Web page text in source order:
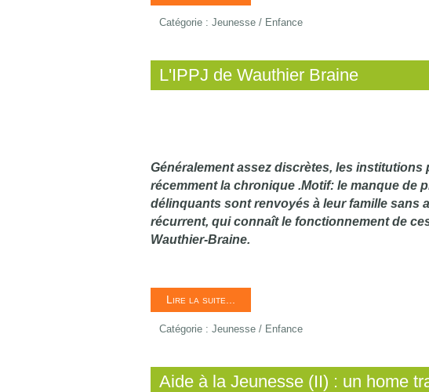
Catégorie : Jeunesse / Enfance
L'IPPJ de Wauthier Braine
Généralement assez discrètes, les
récemment la chronique .Motif: le manque de
délinquants sont renvoyés à leur famille sans
récurrent, qui connaît le fonctionnement de
Wauthier-Braine.
Lire la suite...
Catégorie : Jeunesse / Enfance
Aide à la Jeunesse (II) : un home